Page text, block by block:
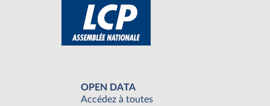
OPEN DATA
Accédez à toutes